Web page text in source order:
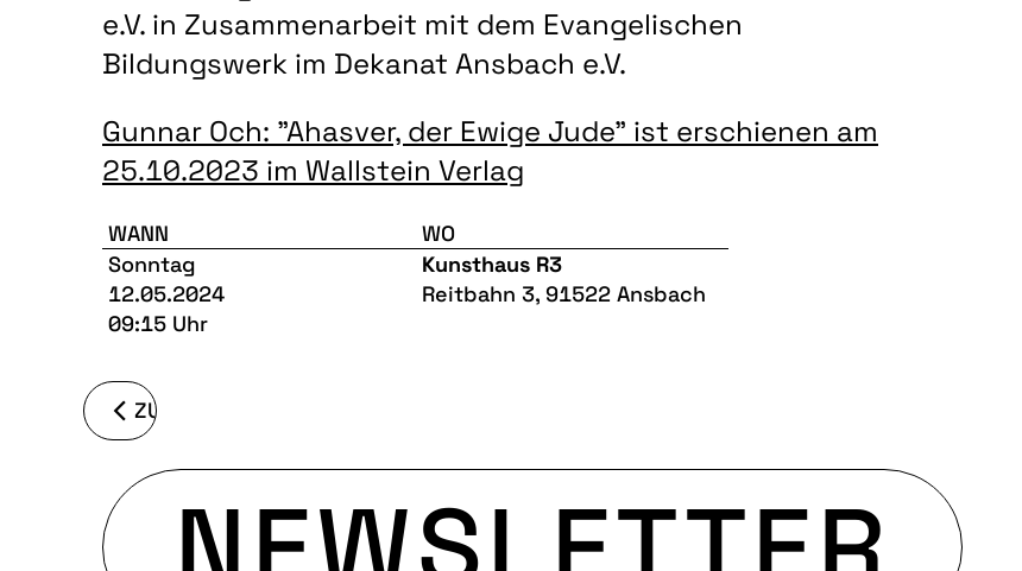
e.V. in Zusammenarbeit mit dem Evangelischen
Bildungswerk im Dekanat Ansbach e.V.
Gunnar Och: "Ahasver, der Ewige Jude" ist erschienen am
25.10.2023 im Wallstein Verlag
WANN
Sonntag
12.05.2024
09:15 Uhr
WO
Kunsthaus R3
Reitbahn 3, 91522 Ansbach
ZURÜCK